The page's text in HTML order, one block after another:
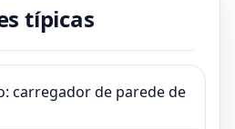
3 dias, produção
TT, PayPal, cartão de
típicas
carregador de parede de